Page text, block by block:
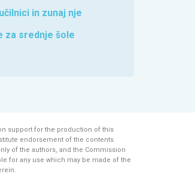
in zunaj nje
za srednje šole
support for the production of this
endorsement of the contents
of the authors, and the Commission
for any use which may be made of the